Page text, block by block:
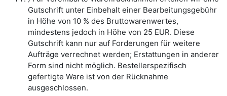
Gutschrift unter Einbehalt einer Bearbeitungsgebühr
in Höhe von 10 % des Bruttowarenwertes,
mindestens jedoch in Höhe von 25 EUR. Diese
Gutschrift kann nur auf Forderungen für weitere
Aufträge verrechnet werden; Erstattungen in anderer
Form sind nicht möglich. Bestellerspezifisch
gefertigte Ware ist von der Rücknahme
ausgeschlossen.